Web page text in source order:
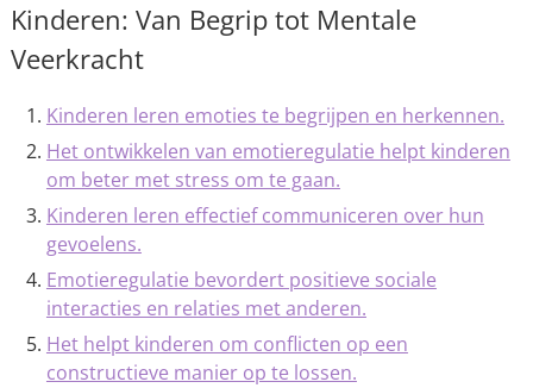
Kinderen: Van Begrip tot Mentale
Veerkracht
Kinderen leren emoties te begrijpen en herkennen.
Het ontwikkelen van emotieregulatie helpt kinderen
om beter met stress om te gaan.
Kinderen leren effectief communiceren over hun
gevoelens.
Emotieregulatie bevordert positieve sociale
interacties en relaties met anderen.
Het helpt kinderen om conflicten op een
constructieve manier op te lossen.